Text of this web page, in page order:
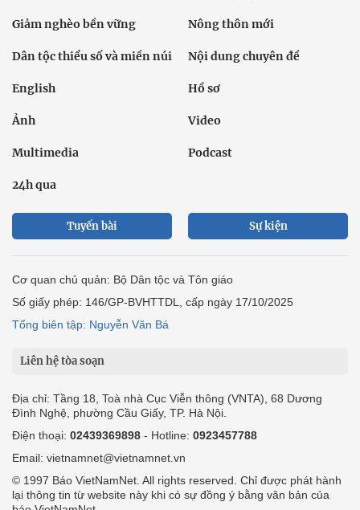
Giảm nghèo bền vững Nông thôn mới
Dân tộc thiểu số và miền núi Nội dung chuyên đề
English Hồ sơ
Ảnh Video
Multimedia Podcast
24h qua
Tuyến bài Sự kiện
Cơ quan chủ quản: Bộ Dân tộc và Tôn giáo
Số giấy phép: 146/GP-BVHTTDL, cấp ngày 17/10/2025
Tổng biên tập: Nguyễn Văn Bá
Liên hệ tòa soạn
Địa chỉ: Tầng 18, Toà nhà Cục Viễn thông (VNTA), 68 Dương
Đình Nghệ, phường Cầu Giấy, TP. Hà Nội.
Điện thoại: 02439369898 - Hotline: 0923457788
Email: vietnamnet@vietnamnet.vn
© 1997 Báo VietNamNet. All rights reserved. Chỉ được phát hành
lại thông tin từ website này khi có sự đồng ý bằng văn bản của